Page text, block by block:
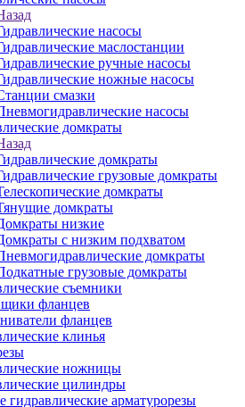
насосы
маслостанции
ручные насосы
ножные насосы
смазки
насосы
домкраты
домкраты
грузовые домкраты
домкраты
домкраты
низкие
с низким подхватом
домкраты
грузовые домкраты
съемники
фланцев
фланцев
клинья
ножницы
цилиндры
гидравлические арматурорезы